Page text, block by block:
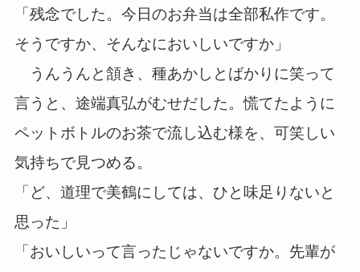
「残念でした。今日のお弁当は全部私作です。
そうですか、そんなにおいしいですか」
うんうんと頷き、種あかしとばかりに笑って
言うと、途端真弘がむせだした。慌てたように
ペットボトルのお茶で流し込む様を、可笑しい
気持ちで見つめる。
「ど、道理で美鶴にしては、ひと味足りないと
思った」
「おいしいって言ったじゃないですか。先輩が